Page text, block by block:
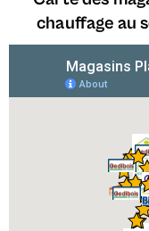
chauffage au